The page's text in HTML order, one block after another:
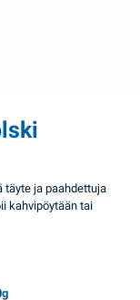
täyte ja paahdettuja
kahvipöytään tai